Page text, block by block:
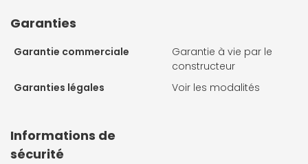
Garanties
Garantie commerciale
Garantie à vie par le
constructeur
Garanties légales
Voir les modalités
Informations de
sécurité